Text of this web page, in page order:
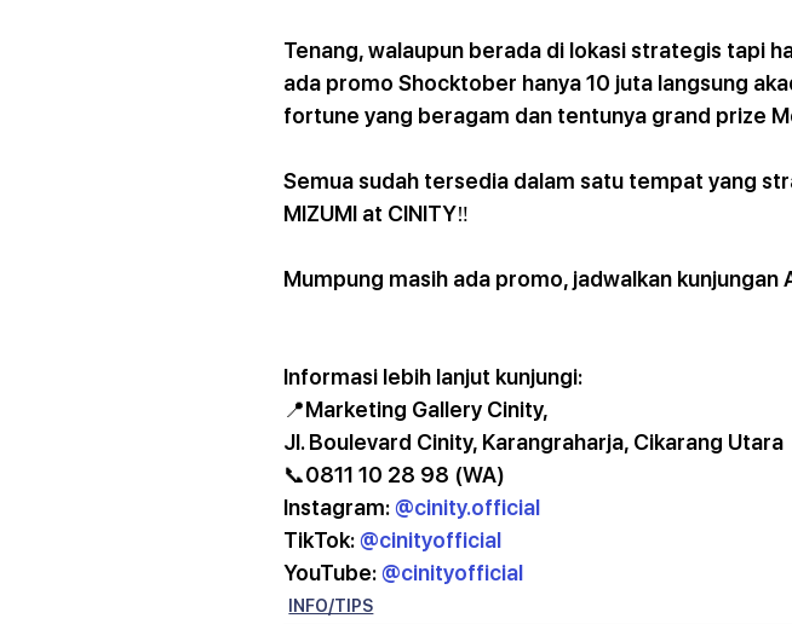
Tenang, walaupun berada di lokasi strategis tapi
ada promo Shocktober hanya 10 juta langsung
fortune yang beragam dan tentunya grand prize
Semua sudah tersedia dalam satu tempat yang
MIZUMI at CINITY‼️
Mumpung masih ada promo, jadwalkan kunjungan
Informasi lebih lanjut kunjungi:
📍Marketing Gallery Cinity,
JI. Boulevard Cinity, Karangraharja, Cikarang Utara
📞0811 10 28 98 (WA)
Instagram: @cinity.official
TikTok: @cinityofficial
YouTube: @cinityofficial
INFO/TIPS